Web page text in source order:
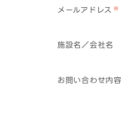
メールアドレス ※
施設名／会社名
お問い合わせ内容